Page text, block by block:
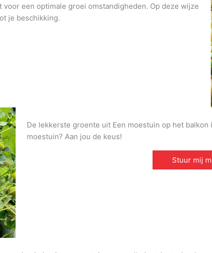
een optimale groei omstandigheden. Op deze wijze
je beschikking.
De lekkerste groente uit Een moestuin op het
moestuin? Aan jou de keus!
Stuur mij